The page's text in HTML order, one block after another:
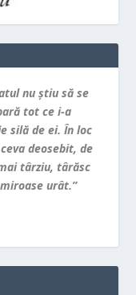
nu ştiu să se
tot ce i-a
silă de ei. În loc
deosebit, de
târziu, târăsc
urât.”